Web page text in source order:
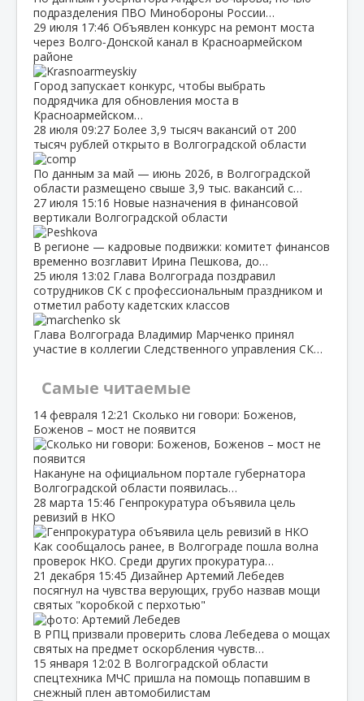
подразделения ПВО Минобороны России…
29 июля 17:46 Объявлен конкурс на ремонт моста
через Волго‑Донской канал в Красноармейском
районе
Город запускает конкурс, чтобы выбрать
подрядчика для обновления моста в
Красноармейском…
28 июля 09:27 Более 3,9 тысяч вакансий от 200
тысяч рублей открыто в Волгоградской области
По данным за май — июнь 2026, в Волгоградской
области размещено свыше 3,9 тыс. вакансий с…
27 июля 15:16 Новые назначения в финансовой
вертикали Волгоградской области
В регионе — кадровые подвижки: комитет финансов
временно возглавит Ирина Пешкова, до…
25 июля 13:02 Глава Волгограда поздравил
сотрудников СК с профессиональным праздником и
отметил работу кадетских классов
Глава Волгограда Владимир Марченко принял
участие в коллегии Следственного управления СК…
Самые читаемые
14 февраля 12:21 Сколько ни говори: Боженов,
Боженов – мост не появится
Накануне на официальном портале губернатора
Волгоградской области появилась…
28 марта 15:46 Генпрокуратура объявила цель
ревизий в НКО
Как сообщалось ранее, в Волгограде пошла волна
проверок НКО. Среди других прокуратура…
21 декабря 15:45 Дизайнер Артемий Лебедев
посягнул на чувства верующих, грубо назвав мощи
святых "коробкой с перхотью"
В РПЦ призвали проверить слова Лебедева о мощах
святых на предмет оскорбления чувств…
15 января 12:02 В Волгоградской области
спецтехника МЧС пришла на помощь попавшим в
снежный плен автомобилистам